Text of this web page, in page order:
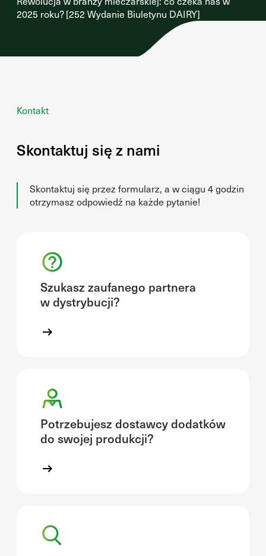
2025 roku? [252 Wydanie Biuletynu DAIRY]
Kontakt
Skontaktuj się z nami
Skontaktuj się przez formularz, a w ciągu 4 godzin
otrzymasz odpowiedź na każde pytanie!
Szukasz zaufanego partnera
w dystrybucji?
Potrzebujesz dostawcy dodatków
do swojej produkcji?